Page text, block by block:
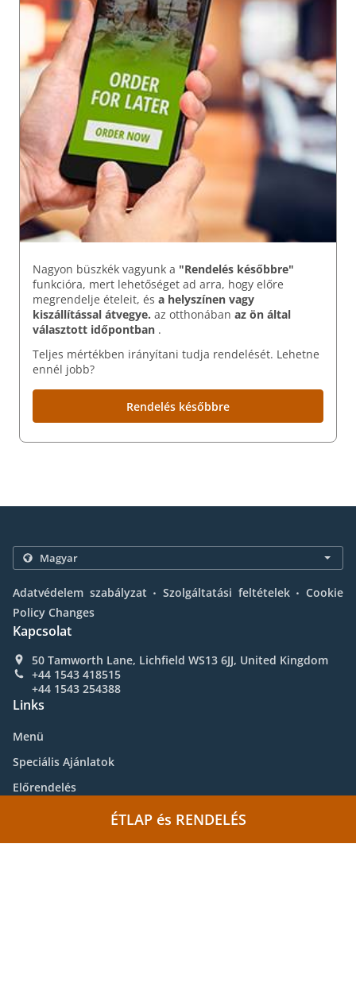
Nagyon büszkék vagyunk a "Rendelés későbbre"
funkcióra, mert lehetőséget ad arra, hogy előre
megrendelje ételeit, és a helyszínen vagy
kiszállítással átvegye. az otthonában az ön által
választott időpontban .
Teljes mértékben irányítani tudja rendelését. Lehetne
ennél jobb?
Rendelés későbbre
Adatvédelem szabályzat . Szolgáltatási feltételek . Cookie
Policy Changes
Kapcsolat
50 Tamworth Lane, Lichfield WS13 6JJ, United Kingdom
+44 1543 418515
+44 1543 254388
Links
Menü
Speciális Ajánlatok
Előrendelés
ÉTLAP és RENDELÉS